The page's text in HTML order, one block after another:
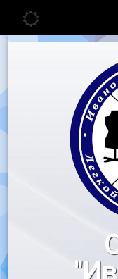
Главная
Педагогу
Воспитательная
Перейти